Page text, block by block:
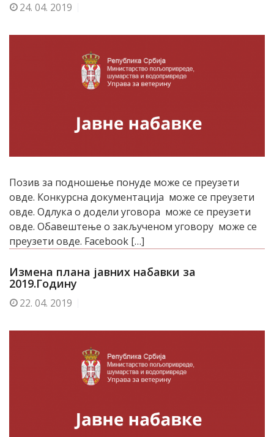
24. 04. 2019
Позив за подношење понуде може се преузети
овде. Конкурсна документација може се преузети
овде. Одлука о додели уговора може се преузети
овде. Обавештење о закљученом уговору може се
преузети овде. Facebook […]
Измена плана јавних набавки за
2019.Годину
22. 04. 2019